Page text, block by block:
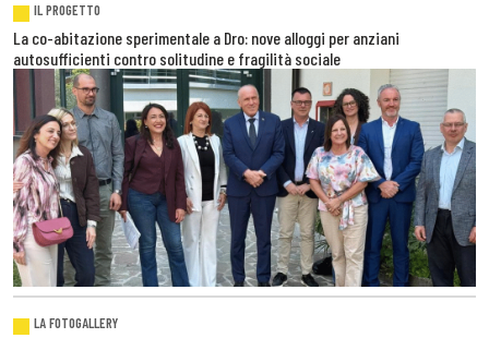
IL PROGETTO
La co-abitazione sperimentale a Dro: nove alloggi per anziani
autosufficienti contro solitudine e fragilità sociale
LA FOTOGALLERY